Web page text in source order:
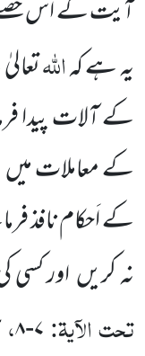
آیت کے اس حصے
یہ ہے کہاللہ
کے آلات پیدا
کے معاملات میں
کے اَحکام نافذ
نہ کریںاور کسی
تحت الآیۃ:۷-۸،